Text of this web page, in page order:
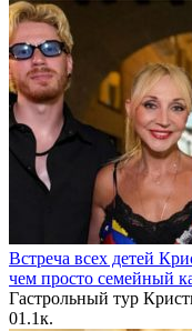
Встреча всех детей
чем просто семейный
Гастрольный тур
01.1к.